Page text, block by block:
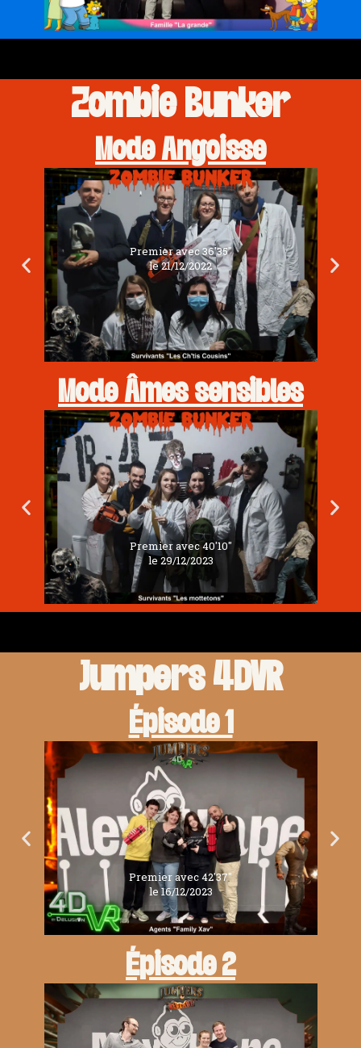
Zombie Bunker
Mode Angoisse
Premier avec 36'35''
le 21/12/2022
Mode Âmes sensibles
Premier avec 40'10''
le 29/12/2023
Jumpers 4DVR
Épisode 1
Premier avec 42'37''
le 16/12/2023
Épisode 2